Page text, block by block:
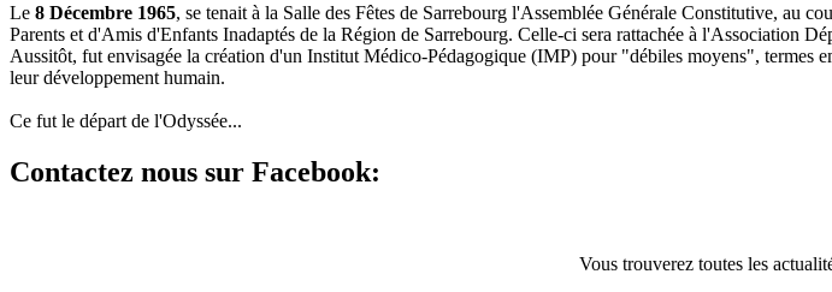
Le 8 Décembre 1965, se tenait à la Salle des Fêtes de Sarrebourg l'Assemblée Générale Constitutive, au
Parents et d'Amis d'Enfants Inadaptés de la Région de Sarrebourg. Celle-ci sera rattachée à l'Association
Aussitôt, fut envisagée la création d'un Institut Médico-Pédagogique (IMP) pour "débiles moyens", termes
leur développement humain.
Ce fut le départ de l'Odyssée...
Contactez nous sur Facebook:
Vous trouverez toutes les